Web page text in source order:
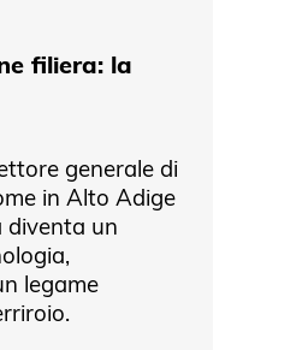
filiera: la
generale di
in Alto Adige
diventa un
legame